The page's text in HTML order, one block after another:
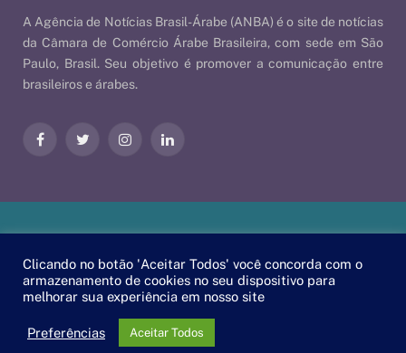
A Agência de Notícias Brasil-Árabe (ANBA) é o site de notícias
da Câmara de Comércio Árabe Brasileira, com sede em São
Paulo, Brasil. Seu objetivo é promover a comunicação entre
brasileiros e árabes.
FacebookTwitter InstagramLinkedIn
Árabe | ByEscaEsco.
Clicando no botão 'Aceitar Todos' você concorda com o
armazenamento de cookies no seu dispositivo para
melhorar sua experiência em nosso site
Preferências Aceitar Todos
PT EN